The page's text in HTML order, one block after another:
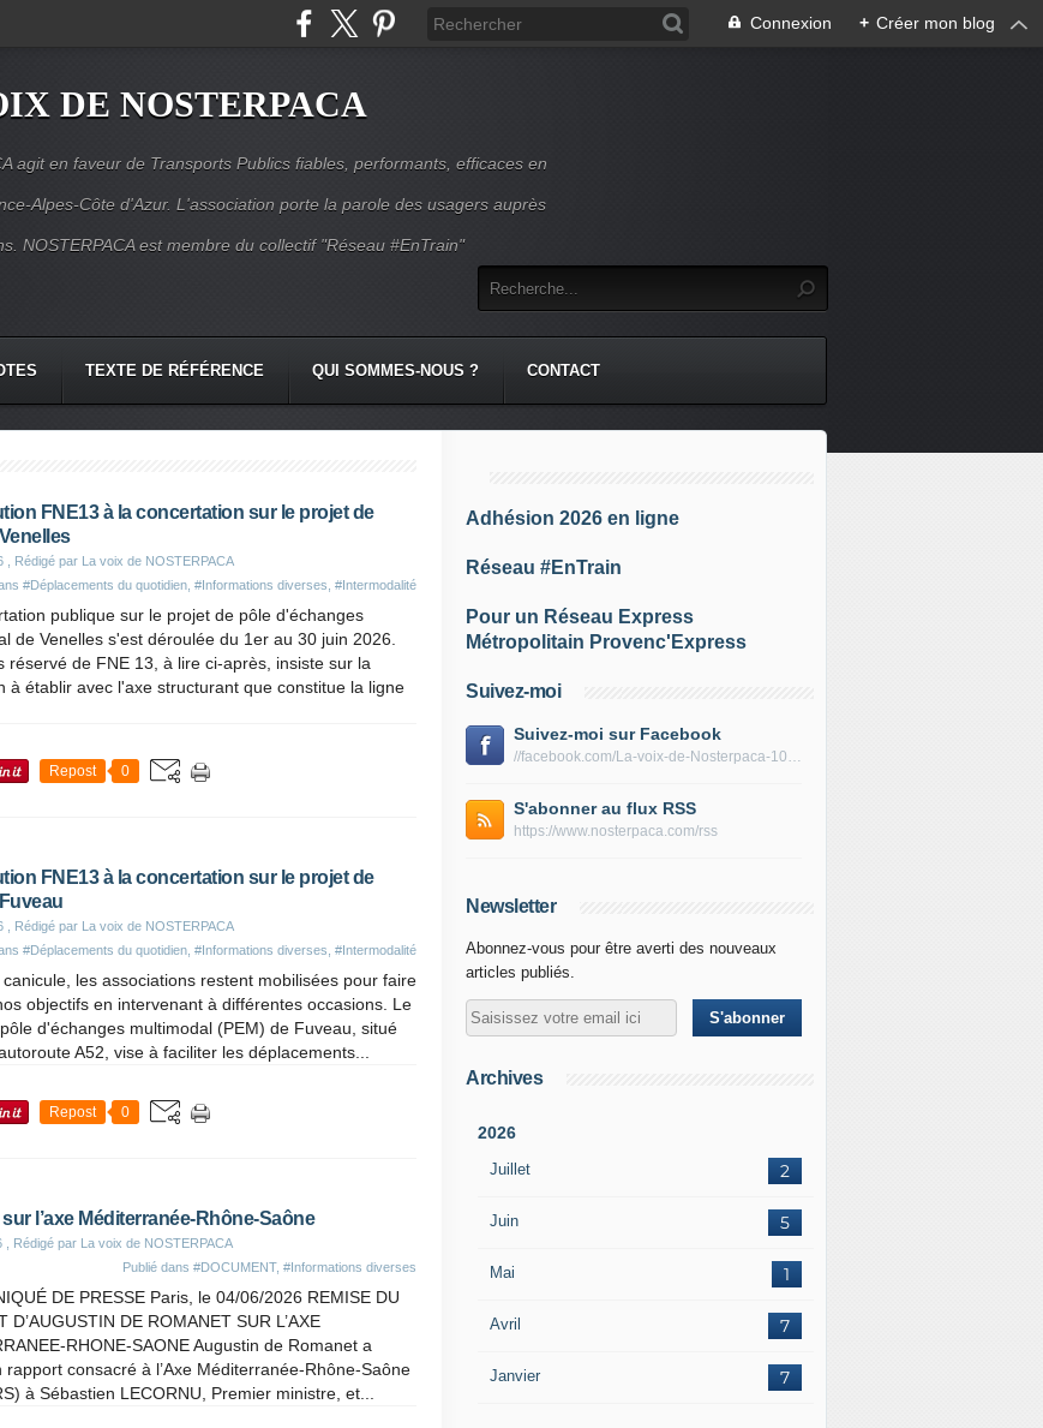
Connexion + Créer mon blog
DE NOSTERPACA
agit en faveur de Transports Publics fiables, performants, efficaces en
Alpes-Côte d'Azur. L'association porte la parole des usagers auprès
NOSTERPACA est membre du collectif "Réseau #EnTrain"
TEXTE DE RÉFÉRENCE QUI SOMMES-NOUS ? CONTACT
FNE13 à la concertation sur le projet de
, Rédigé par La voix de NOSTERPACA
#Déplacements du quotidien #Informations diverses #Intermodalité
publique sur le projet de pôle d'échanges
de Venelles s'est déroulée du 1er au 30 juin 2026.
réservé de FNE 13, à lire ci-après, insiste sur la
à établir avec l'axe structurant que constitue la ligne
Repost 0
FNE13 à la concertation sur le projet de
, Rédigé par La voix de NOSTERPACA
#Déplacements du quotidien #Informations diverses #Intermodalité
les associations restent mobilisées pour faire
objectifs en intervenant à différentes occasions. Le
d'échanges multimodal (PEM) de Fuveau, situé
A52, vise à faciliter les déplacements...
Repost 0
l’axe Méditerranée-Rhône-Saône
, Rédigé par La voix de NOSTERPACA
Publié dans #DOCUMENT, #Informations diverses
DE PRESSE Paris, le 04/06/2026 REMISE DU
D’AUGUSTIN DE ROMANET SUR L’AXE
RHONE-SAONE Augustin de Romanet a
rapport consacré à l’Axe Méditerranée-Rhône-Saône
à Sébastien LECORNU, Premier ministre, et...
Adhésion 2026 en ligne
Réseau #EnTrain
Pour un Réseau Express
Métropolitain Provenc'Express
Suivez-moi
Suivez-moi sur Facebook
//facebook.com/La-voix-de-Nosterpaca-106434384284735
S'abonner au flux RSS
https://www.nosterpaca.com/rss
Newsletter
Abonnez-vous pour être averti des nouveaux
articles publiés.
Archives
2026
Juillet 2
Juin 5
Mai 1
Avril 7
Janvier 7